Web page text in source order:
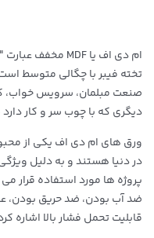
تخته فیبر با چگالی متوسط
صنعت مبلمان، سرویس خواب،
دیگری که با چوب سر و کار
ورق های ام دی اف یکی از
در دنیا هستند و به دلیل
پروژه ها مورد استفاده قرار
ضد آب بودن، ضد حریق بودن،
قابلیت تحمل فشار بالا اشاره